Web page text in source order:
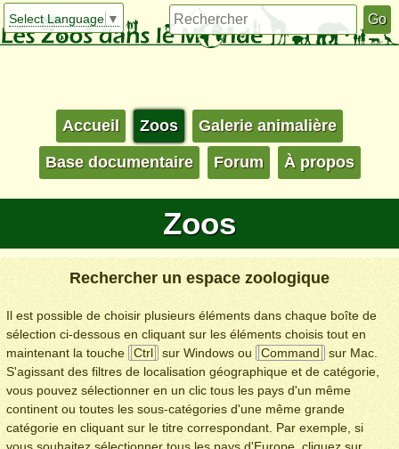
Select Language ▼
Accueil Zoos Galerie animalière
Base documentaire Forum À propos
Zoos
Rechercher un espace zoologique
Il est possible de choisir plusieurs éléments dans chaque boîte de
sélection ci-dessous en cliquant sur les éléments choisis tout en
maintenant la touche
Ctrl sur Windows ou Command
sur Mac.
S'agissant des filtres de localisation géographique et de catégorie,
vous pouvez sélectionner en un clic tous les pays d'un même
continent ou toutes les sous-catégories d'une même grande
catégorie en cliquant sur le titre correspondant. Par exemple, si
vous souhaitez sélectionner tous les pays d'Europe, cliquez sur